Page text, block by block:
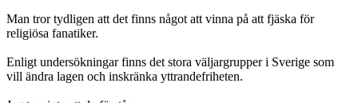
Man tror tydligen att det finns något att vinna på att fjäska för
religiösa fanatiker.
Enligt undersökningar finns det stora väljargrupper i Sverige som
vill ändra lagen och inskränka yttrandefriheten.